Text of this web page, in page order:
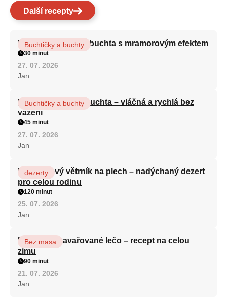
Další recepty
Vláčná olejová litá buchta s mramorovým efektem
Buchtičky a buchty
30 minut
27. 07. 2026
Jan
Hrnková maková buchta – vláčná a rychlá bez
vážení
Buchtičky a buchty
45 minut
27. 07. 2026
Jan
Karamelový větrník na plech – nadýchaný dezert
pro celou rodinu
dezerty
120 minut
25. 07. 2026
Jan
Babiččino zavařované lečo – recept na celou
zimu
Bez masa
90 minut
21. 07. 2026
Jan